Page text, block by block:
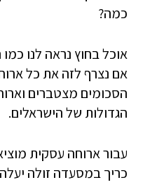
כמה?
אוכל בחוץ נראה לנו
אם נצרף לזה את כל
הסכומים מצטברים
הגדולות של הישראלים.